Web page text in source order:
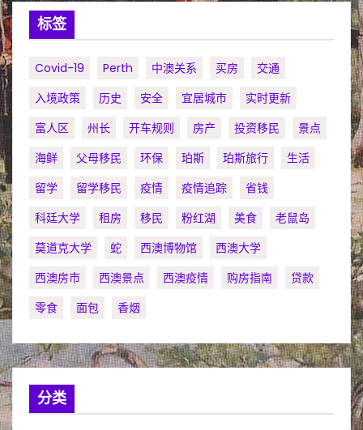
标签
Covid-19 Perth 中澳关系 买房
交通
入境政策
历史 安全 宜居城市
实时更新
富人区
州长 开车规则 房产 投资移民
景点
海鲜
父母移民 环保 珀斯 珀斯旅行
生活
留学
留学移民 疫情 疫情追踪
省钱
科廷大学
租房 移民 粉红湖 美食
老鼠岛
莫道克大学
蛇 西澳博物馆
西澳大学
西澳房市
西澳景点 西澳疫情 购房指南
贷款
零食
面包 香烟
分类